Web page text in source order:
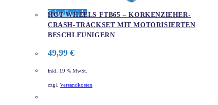
Schnellansicht
HOT WHEELS FTB65 – ​KORKENZIEHER-
CRASH-TRACKSET MIT MOTORISIERTEN
BESCHLEUNIGERN
49,99 €
inkl. 19 % MwSt.
zzgl. Versandkosten